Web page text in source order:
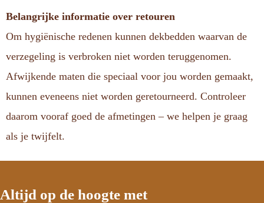
Belangrijke informatie over retouren
Om hygiënische redenen kunnen dekbedden waarvan de
verzegeling is verbroken niet worden teruggenomen.
Afwijkende maten die speciaal voor jou worden gemaakt,
kunnen eveneens niet worden geretourneerd. Controleer
daarom vooraf goed de afmetingen – we helpen je graag
als je twijfelt.
Altijd op de hoogte met